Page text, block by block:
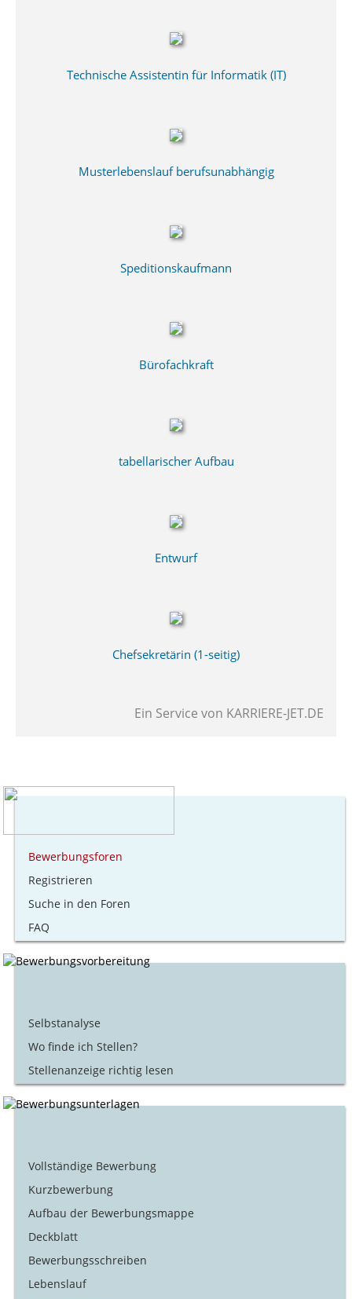
Technische Assistentin für Informatik (IT)
Musterlebenslauf berufsunabhängig
Speditionskaufmann
Bürofachkraft
tabellarischer Aufbau
Entwurf
Chefsekretärin (1-seitig)
Ein Service von KARRIERE-JET.DE
Bewerbungsforen
Registrieren
Suche in den Foren
FAQ
Selbstanalyse
Wo finde ich Stellen?
Stellenanzeige richtig lesen
Vollständige Bewerbung
Kurzbewerbung
Aufbau der Bewerbungsmappe
Deckblatt
Bewerbungsschreiben
Lebenslauf